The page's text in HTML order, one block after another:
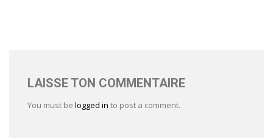
LAISSE TON COMMENTAIRE
You must be logged in to post a comment.